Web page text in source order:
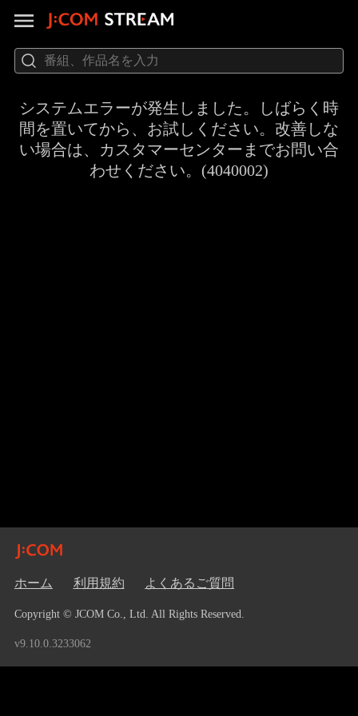
システムエラーが発生しました。しばらく時
間を置いてから、お試しください。改善しな
い場合は、カスタマーセンターまでお問い合
わせください。(4040002)
ホーム 利用規約 よくあるご質問
Copyright © JCOM Co., Ltd. All Rights Reserved.
v9.10.0.3233062